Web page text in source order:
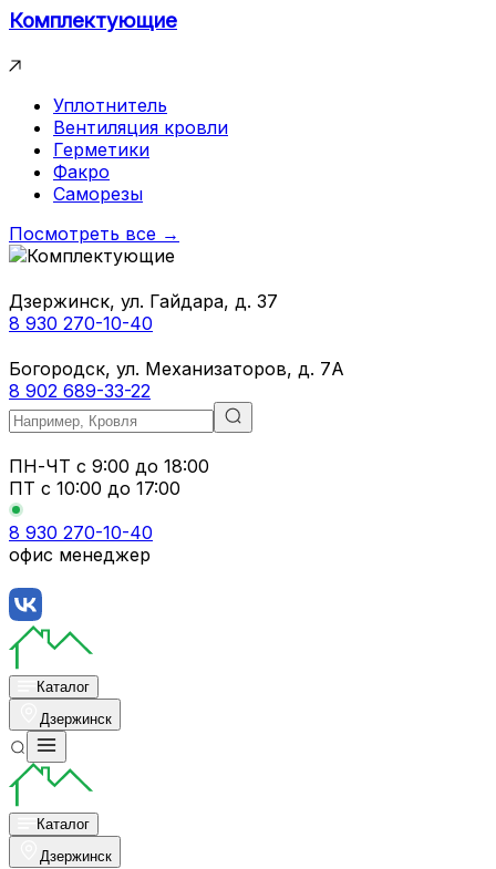
Комплектующие
Уплотнитель
Вентиляция кровли
Герметики
Факро
Саморезы
Посмотреть все →
Дзержинск, ул. Гайдара, д. 37
8 930 270-10-40
Богородск, ул. Механизаторов, д. 7А
8 902 689-33-22
ПН-ЧТ с 9:00 до 18:00
ПТ с 10:00 до 17:00
8 930 270-10-40
офис менеджер
Каталог
Дзержинск
Каталог
Дзержинск